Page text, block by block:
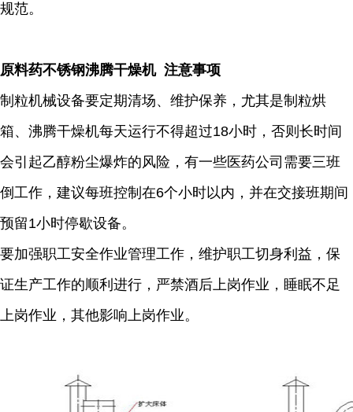
规范。
原料药不锈钢沸腾干燥机 注意事项
制粒机械设备要定期清场、维护保养，尤其是制粒烘
箱、沸腾干燥机每天运行不得超过18小时，否则长时间
会引起乙醇粉尘爆炸的风险，有一些医药公司需要三班
倒工作，建议每班控制在6个小时以内，并在交接班期间
预留1小时停歇设备。
要加强职工安全作业管理工作，维护职工切身利益，保
证生产工作的顺利进行，严禁酒后上岗作业，睡眠不足
上岗作业，其他影响上岗作业。